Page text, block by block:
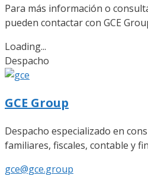
Para más información o
pueden contactar con GCE
Loading...
Despacho
GCE Group
Despacho especializado en
familiares, fiscales, contable y
gce@gce.group